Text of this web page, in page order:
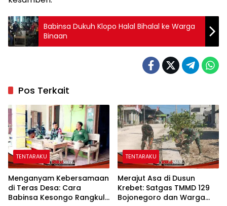
Babinsa Dukuh Klopo Halal Bihalal ke Warga
Binaan
Pos Terkait
TENTARAKU
Menganyam Kebersamaan
di Teras Desa: Cara
Babinsa Kesongo Rangkul
TENTARAKU
Merajut Asa di Dusun
Krebet: Satgas TMMD 129
Bojonegoro dan Warga